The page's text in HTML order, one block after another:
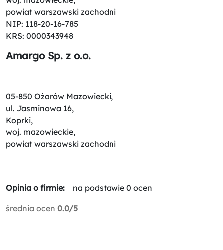
powiat warszawski zachodni
NIP: 118-20-16-785
KRS: 0000343948
Amargo Sp. z o.o.
05-850 Ożarów Mazowiecki,
ul. Jasminowa 16,
Koprki,
woj. mazowieckie,
powiat warszawski zachodni
Opinia o firmie: na podstawie 0 ocen
średnia ocen 0.0/5